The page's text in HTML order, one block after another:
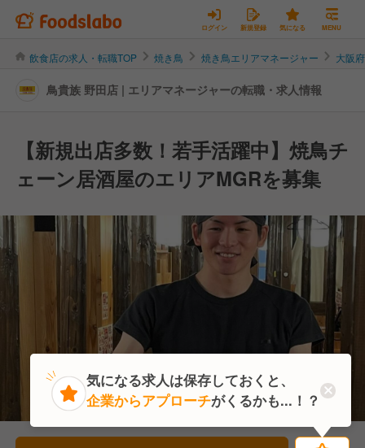
ログイン 新規登録 気になる MENU
飲食店の求人・転職TOP 焼き鳥 焼き鳥エリアマネージャー 大阪
鳥貴族 野田店 | エリアマネージャーの転職・求人情報
【新規出店多数！若手活躍中】焼鳥チ
ェーン居酒屋のエリアMGRを募集
気になる求人は保存しておくと、
企業からアプローチがくるかも...！？